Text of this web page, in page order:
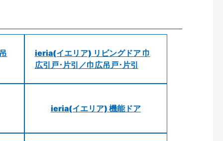
ieria(イエリア) リビングドア 巾
広引戸･片引／巾広吊戸･片引
ieria(イエリア) 機能ドア